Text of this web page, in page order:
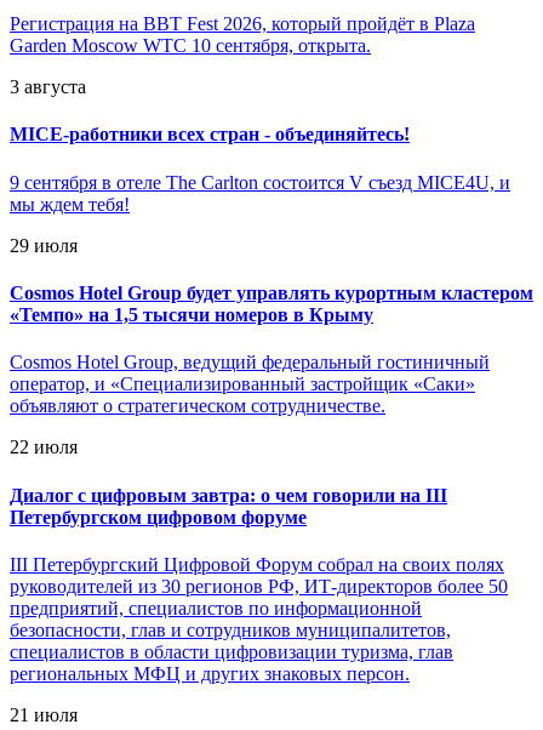
Регистрация на BBT Fest 2026, который пройдёт в Plaza
Garden Moscow WTC 10 сентября, открыта.
3 августа
MICE-работники всех стран - объединяйтесь!
9 сентября в отеле The Carlton состоится V съезд MICE4U, и
мы ждем тебя!
29 июля
Cosmos Hotel Group будет управлять курортным кластером
«Темпо» на 1,5 тысячи номеров в Крыму
Cosmos Hotel Group, ведущий федеральный гостиничный
оператор, и «Специализированный застройщик «Саки»
объявляют о стратегическом сотрудничестве.
22 июля
Диалог с цифровым завтра: о чем говорили на III
Петербургском цифровом форуме
III Петербургский Цифровой Форум собрал на своих полях
руководителей из 30 регионов РФ, ИТ-директоров более 50
предприятий, специалистов по информационной
безопасности, глав и сотрудников муниципалитетов,
специалистов в области цифровизации туризма, глав
региональных МФЦ и других знаковых персон.
21 июля